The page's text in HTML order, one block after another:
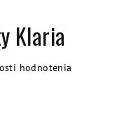
Klaria
hodnotenia